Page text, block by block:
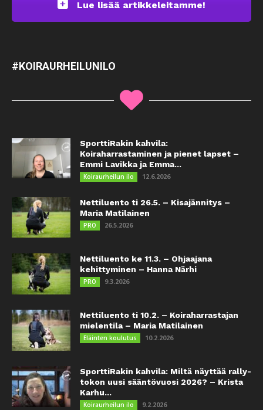
Lue lisää artikkeleitamme!
#KOIRAURHEILUNILO
SporttiRakin kahvila:
Koiraharrastaminen ja pienet lapset –
Emmi Lavikka ja Emma...
Koiraurheilun ilo 12.6.2026
Nettiluento ti 26.5. – Kisajännitys –
Maria Matilainen
PRO 26.5.2026
Nettiluento ke 11.3. – Ohjaajana
kehittyminen – Hanna Närhi
PRO 9.3.2026
Nettiluento ti 10.2. – Koiraharrastajan
mielentila – Maria Matilainen
Eläinten koulutus 10.2.2026
SporttiRakin kahvila: Miltä näyttää rally-
tokon uusi sääntövuosi 2026? – Krista
Karhu...
Koiraurheilun ilo 9.2.2026